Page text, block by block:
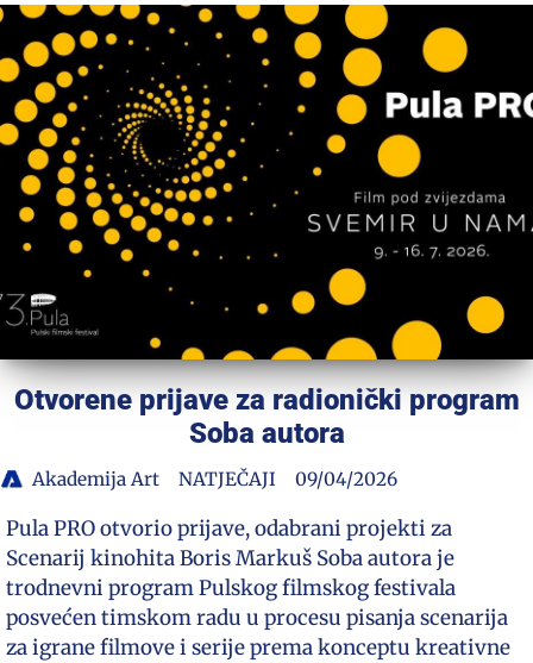
Otvorene prijave za radionički program
Soba autora
Akademija Art NATJEČAJI 09/04/2026
Pula PRO otvorio prijave, odabrani projekti za
Scenarij kinohita Boris Markuš Soba autora je
trodnevni program Pulskog filmskog festivala
posvećen timskom radu u procesu pisanja scenarija
za igrane filmove i serije prema konceptu kreativne